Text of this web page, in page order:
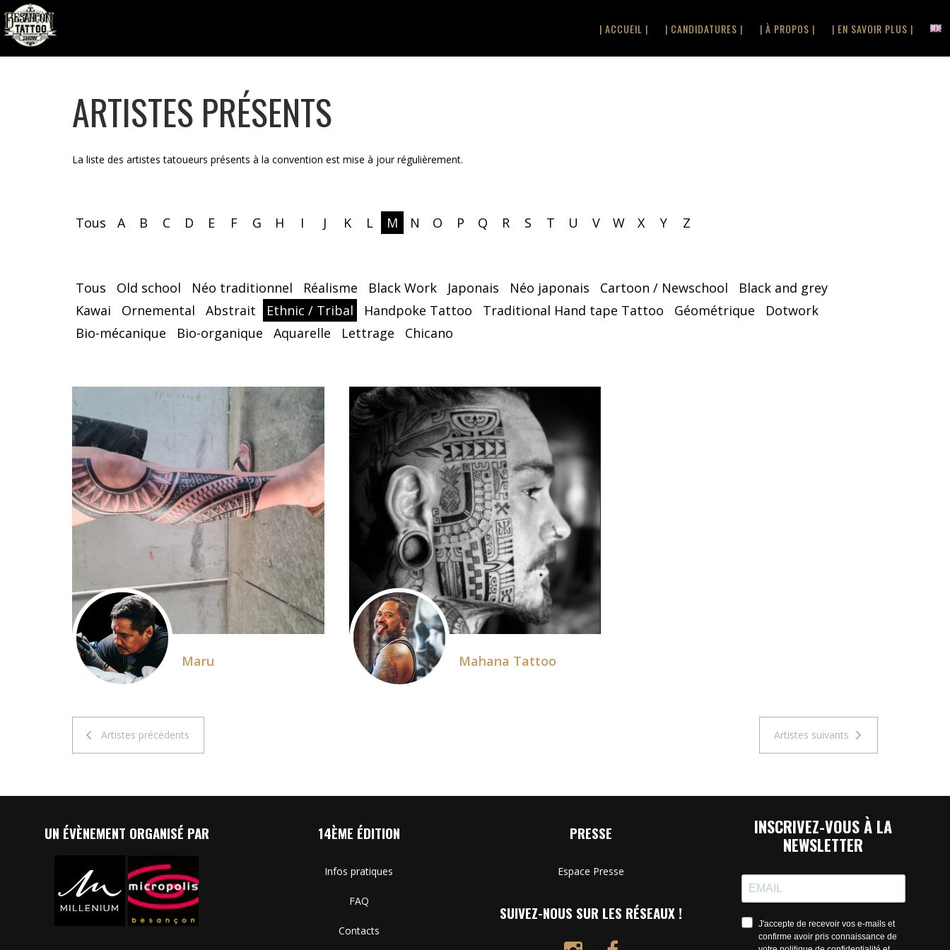
| ACCUEIL | | CANDIDATURES | | À PROPOS | | EN SAVOIR PLUS |
ARTISTES PRÉSENTS
La liste des artistes tatoueurs présents à la convention est mise à jour régulièrement.
Tous A B C D E F G H I J K L M N O P Q R S T U V W X Y Z
Tous Old school Néo traditionnel Réalisme Black Work Japonais Néo japonais Cartoon / Newschool
Black and grey
Kawai
Ornemental Abstrait Ethnic / Tribal Handpoke Tattoo Traditional Hand tape Tattoo Géométrique
Dotwork
Bio-mécanique
Bio-organique Aquarelle Lettrage Chicano
Maru Mahana Tattoo
Artistes précédents Artistes suivants
UN ÉVÈNEMENT ORGANISÉ PAR 14ÈME ÉDITION
Infos pratiques
FAQ
Contacts
PRESSE
Espace Presse
SUIVEZ-NOUS SUR LES RÉSEAUX !
INSCRIVEZ-VOUS À LA
NEWSLETTER
J'accepte de recevoir vos e-mails et
confirme avoir pris connaissance de